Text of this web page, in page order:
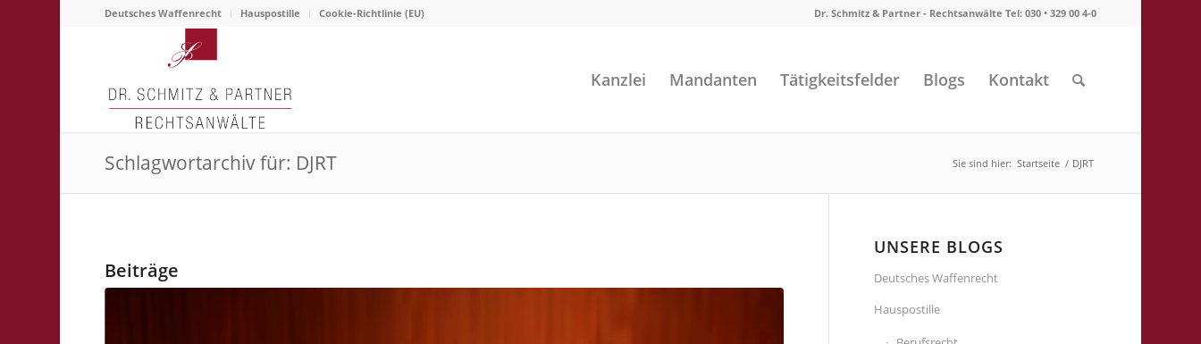
Deutsches Waffenrecht Hauspostille Cookie-Richtlinie (EU) Dr. Schmitz & Partner - Rechtsanwälte Tel: 030 • 329 00 4-0
Kanzlei Mandanten Tätigkeitsfelder Blogs Kontakt
Schlagwortarchiv für: DJRT Sie sind hier: Startseite / DJRT
Beiträge
UNSERE BLOGS
Deutsches Waffenrecht
Hauspostille